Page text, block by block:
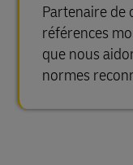
Partenaire de
références
que nous
normes